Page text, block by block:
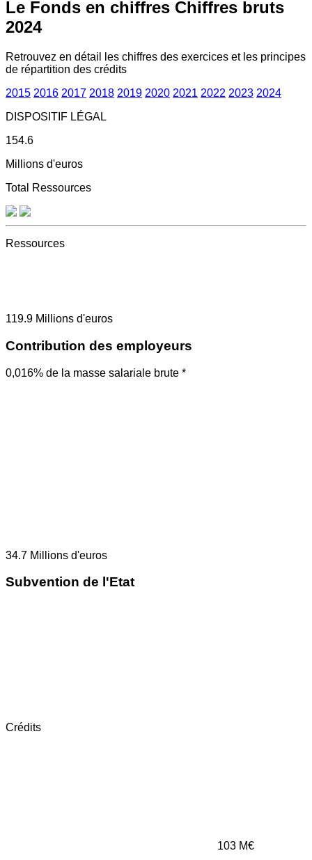
Le Fonds en chiffres Chiffres bruts
2024
Retrouvez en détail les chiffres des exercices et les principes
de répartition des crédits
2015 2016 2017 2018 2019 2020 2021 2022 2023 2024
DISPOSITIF LÉGAL
154.6
Millions d'euros
Total Ressources
Ressources
119.9 Millions d'euros
Contribution des employeurs
0,016% de la masse salariale brute *
34.7 Millions d'euros
Subvention de l'Etat
Crédits
103 M€